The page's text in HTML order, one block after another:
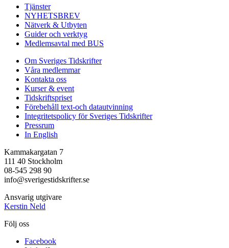
Tjänster
NYHETSBREV
Nätverk & Utbyten
Guider och verktyg
Medlemsavtal med BUS
Om Sveriges Tidskrifter
Våra medlemmar
Kontakta oss
Kurser & event
Tidskriftspriset
Förebehåll text-och datautvinning
Integritetspolicy för Sveriges Tidskrifter
Pressrum
In English
Kammakargatan 7
111 40 Stockholm
08-545 298 90
info@sverigestidskrifter.se
Ansvarig utgivare
Kerstin Neld
Följ oss
Facebook